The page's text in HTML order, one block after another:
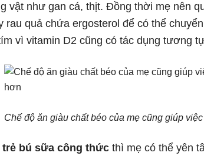
vật như gan cá, thịt. Đồng thời mẹ nên
rau quả chứa ergosterol để có thể
vì vitamin D2 cũng có tác dụng tương
Chế độ ăn giàu chất béo của mẹ cũng giúp
bú sữa công thức thì mẹ có thể yên